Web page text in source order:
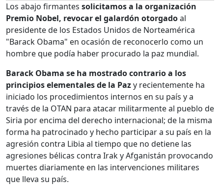
Los abajo firmantes solicitamos a la organización
Premio Nobel, revocar el galardón otorgadoal
presidente de los Estados Unidos de Norteamérica
"Barack Obama" en ocasión de reconocerlo como un
hombre que podía haber procurado la paz mundial.
Barack Obama se ha mostrado contrario a los
principios elementales de la Pazy recientemente ha
iniciado los procedimientos internos en su país y a
través de la OTAN para atacar militarmente al pueblo de
Siria por encima del derecho internacional; de la misma
forma ha patrocinado y hecho participar a su país en la
agresión contra Libia al tiempo que no detiene las
agresiones bélicas contra Irak y Afganistán provocando
muertes diariamente en las intervenciones militares
que lleva su país.